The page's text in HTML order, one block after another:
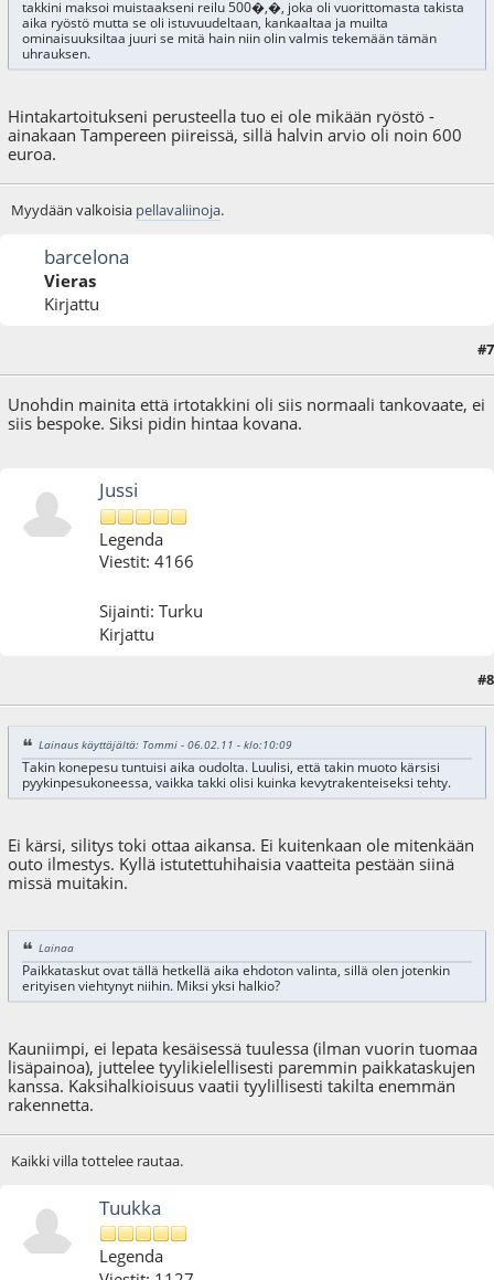
takkini maksoi muistaakseni reilu 500�,�, joka oli vuorittomasta takista
aika ryöstö mutta se oli istuvuudeltaan, kankaaltaa ja muilta
ominaisuuksiltaa juuri se mitä hain niin olin valmis tekemään tämän
uhrauksen.
Hintakartoitukseni perusteella tuo ei ole mikään ryöstö -
ainakaan Tampereen piireissä, sillä halvin arvio oli noin 600
euroa.
Myydään valkoisia pellavaliinoja.
barcelona
Vieras
Kirjattu
#7
Unohdin mainita että irtotakkini oli siis normaali tankovaate, ei
siis bespoke. Siksi pidin hintaa kovana.
Jussi
Legenda
Viestit: 4166
Sijainti: Turku
Kirjattu
#8
Lainaus käyttäjältä: Tommi - 06.02.11 - klo:10:09
Takin konepesu tuntuisi aika oudolta. Luulisi, että takin muoto kärsisi
pyykinpesukoneessa, vaikka takki olisi kuinka kevytrakenteiseksi tehty.
Ei kärsi, silitys toki ottaa aikansa. Ei kuitenkaan ole mitenkään
outo ilmestys. Kyllä istutettuhihaisia vaatteita pestään siinä
missä muitakin.
Lainaa
Paikkataskut ovat tällä hetkellä aika ehdoton valinta, sillä olen jotenkin
erityisen viehtynyt niihin. Miksi yksi halkio?
Kauniimpi, ei lepata kesäisessä tuulessa (ilman vuorin tuomaa
lisäpainoa), juttelee tyylikielellisesti paremmin paikkataskujen
kanssa. Kaksihalkioisuus vaatii tyylillisesti takilta enemmän
rakennetta.
Kaikki villa tottelee rautaa.
Tuukka
Legenda